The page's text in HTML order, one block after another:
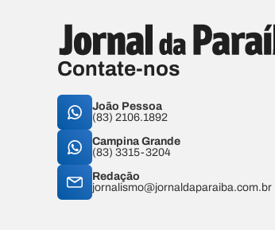
Contate-nos
João Pessoa
(83) 2106.1892
Campina Grande
(83) 3315-3204
Redação
jornalismo@jornaldaparaiba.com.br